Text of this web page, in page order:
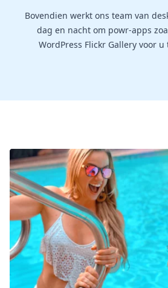
Bovendien werkt ons team van
dag en nacht om powr-apps
WordPress Flickr Gallery voor